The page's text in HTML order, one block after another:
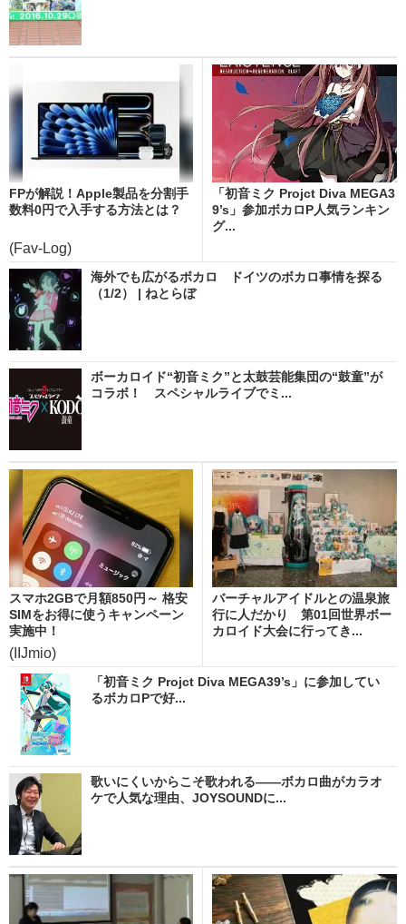
FPが解説！Apple製品を分割手
数料0円で入手する方法とは？
(Fav-Log)
「初音ミク Projct Diva MEGA3
9’s」参加ボカロP人気ランキン
グ...
海外でも広がるボカロ ドイツのボカロ事情を探る
（1/2） | ねとらぼ
ボーカロイド“初音ミク”と太鼓芸能集団の“鼓童”が
コラボ！ スペシャルライブでミ...
スマホ2GBで月額850円～ 格安
SIMをお得に使うキャンペーン
実施中！
(IIJmio)
バーチャルアイドルとの温泉旅
行に人だかり 第01回世界ボー
カロイド大会に行ってき...
「初音ミク Projct Diva MEGA39’s」に参加してい
るボカロPで好...
歌いにくいからこそ歌われる――ボカロ曲がカラオ
ケで人気な理由、JOYSOUNDに...